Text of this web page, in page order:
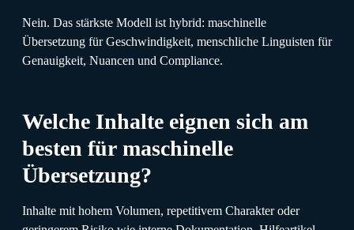
Nein. Das stärkste Modell ist hybrid: maschinelle
Übersetzung für Geschwindigkeit, menschliche Linguisten für
Genauigkeit, Nuancen und Compliance.
Welche Inhalte eignen sich am
besten für maschinelle
Übersetzung?
Inhalte mit hohem Volumen, repetitivem Charakter oder